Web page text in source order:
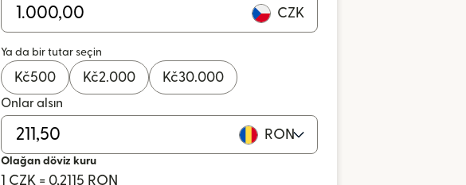
CZK
Ya da bir tutar seçin
Kč500 Kč2.000 Kč30.000
Onlar alsın
RON
Olağan döviz kuru
1 CZK = 0,2115 RON